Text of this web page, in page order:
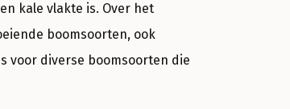
kale vlakte is. Over het
boomsoorten, ook
voor diverse boomsoorten die